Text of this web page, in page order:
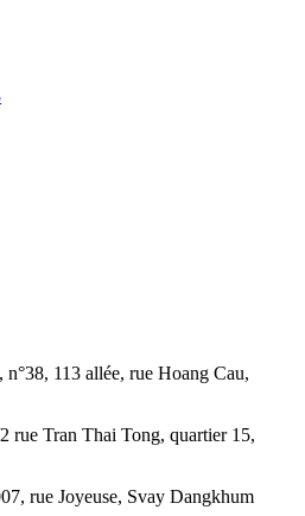
113 allée, rue Hoang Cau,
rue Tran Thai Tong, quartier 15,
rue Joyeuse, Svay Dangkhum